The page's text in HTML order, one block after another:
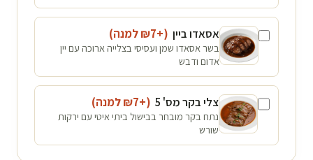
אסאדו ביין (+₪
7 למנה)
בשר אסאדו שמן ועסיסי בצלייה ארוכה עם יין
אדום ודבש
צלי בקר מס' 5 (+₪
7 למנה)
נתח בקר מובחר בבישול ביתי איטי עם ירקות
שורש